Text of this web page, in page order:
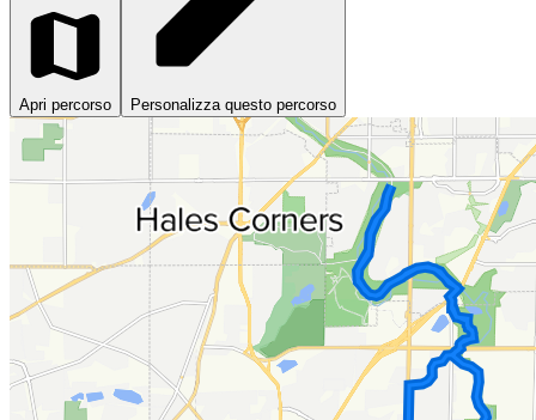
Apri percorso Personalizza questo percorso